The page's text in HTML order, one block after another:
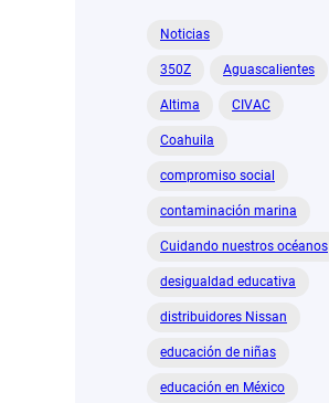
y
RIIEn
Noticias
350Z Aguascalientes
Altima CIVAC
Coahuila
compromiso social
contaminación marina
Cuidando nuestros océanos
desigualdad educativa
distribuidores Nissan
educación de niñas
educación en México